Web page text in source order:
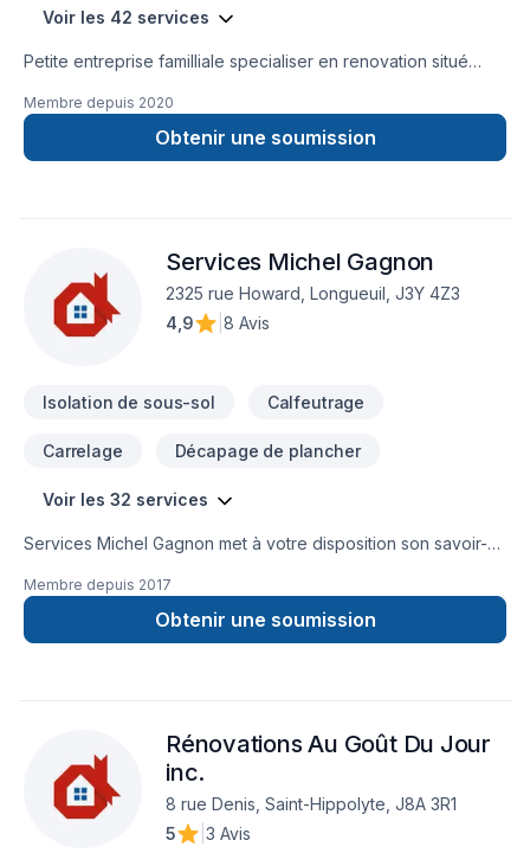
:- Isolation et ajout d’isolant- Retrait de bran de scie-
vermiculite- Décontamination d’amiante- Décontamination
plafonds, planchers et isolants contaminés- Application de
polyuréthane giclé- Inspection et évaluation de la qualité de
l’air intérieur
Voir les 42 services
Petite entreprise familliale specialiser en renovation situé
Membre depuis 2020
Obtenir une soumission
Services Michel Gagnon
2325 rue Howard, Longueuil, J3Y 4Z3
4,9
8 Avis
Isolation de sous-sol Calfeutrage
Carrelage Décapage de plancher
Voir les 32 services
Services Michel Gagnon met à votre disposition son savoir-
Démolition, Escalier et rampe, Gypse, Insonorisation, Isolation,
Isolation entre-toît, Isolation mur, Isolation sous-sol, Margelle,
Meubles, Peinture, Plancher, Porte de garage, Portes et
à notre approche centrée sur le client, nous proposons des
solutions adaptées à vos besoins spécifiques et à votre
budget. Demandez votre soumission personnalisée et
démarrez votre projet en toute confiance.
Membre depuis 2017
Obtenir une soumission
Rénovations Au Goût Du Jour
inc.
8 rue Denis, Saint-Hippolyte, J8A 3R1
5
3 Avis